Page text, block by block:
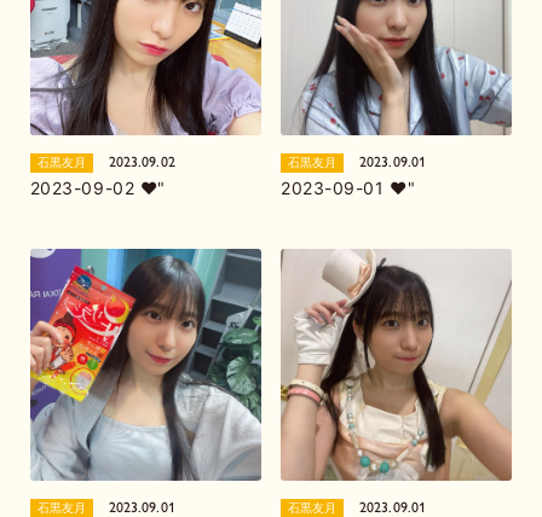
石黒友月 2023.09.02
2023-09-02 ❤︎"
石黒友月 2023.09.01
2023-09-01 ❤︎"
石黒友月 2023.09.01 石黒友月 2023.09.01